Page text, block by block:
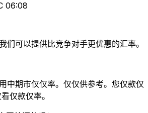
06:08
们可以提供比竞争对手更优惠的汇率。
中期市仅仅率。仅仅供参考。您仅款仅
仅款仅率。